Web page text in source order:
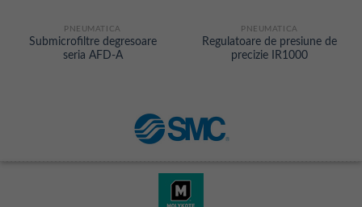
PNEUMATICA
Submicrofiltre degresoare
seria AFD-A
PNEUMATICA
Regulatoare de presiune de
precizie IR1000